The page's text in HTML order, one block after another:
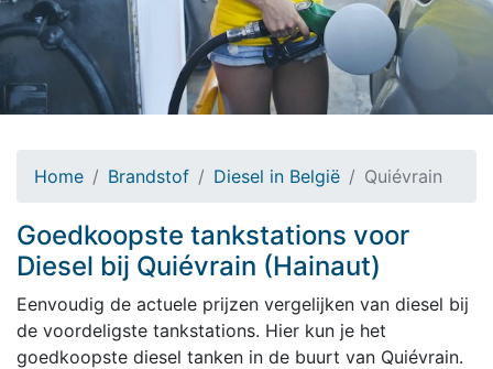
Home Brandstof Diesel in België Quiévrain
Goedkoopste tankstations voor
Diesel bij Quiévrain (Hainaut)
Eenvoudig de actuele prijzen vergelijken van diesel bij
de voordeligste tankstations. Hier kun je het
goedkoopste diesel tanken in de buurt van Quiévrain.